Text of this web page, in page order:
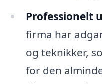
Professionelt
firma har
og teknikker,
for den